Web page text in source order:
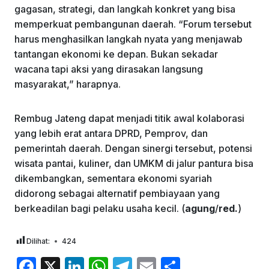
gagasan, strategi, dan langkah konkret yang bisa
memperkuat pembangunan daerah. “Forum tersebut
harus menghasilkan langkah nyata yang menjawab
tantangan ekonomi ke depan. Bukan sekadar
wacana tapi aksi yang dirasakan langsung
masyarakat,” harapnya.
Rembug Jateng dapat menjadi titik awal kolaborasi
yang lebih erat antara DPRD, Pemprov, dan
pemerintah daerah. Dengan sinergi tersebut, potensi
wisata pantai, kuliner, dan UMKM di jalur pantura bisa
dikembangkan, sementara ekonomi syariah
didorong sebagai alternatif pembiayaan yang
berkeadilan bagi pelaku usaha kecil. (agung/red.)
Dilihat: 424